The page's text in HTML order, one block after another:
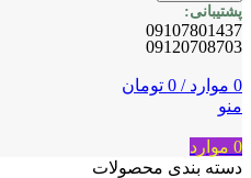
پشتیبانی:
09107801437
09120708703
0 موارد /
0 تومان
منو
0 موارد
دسته بندی محصولات